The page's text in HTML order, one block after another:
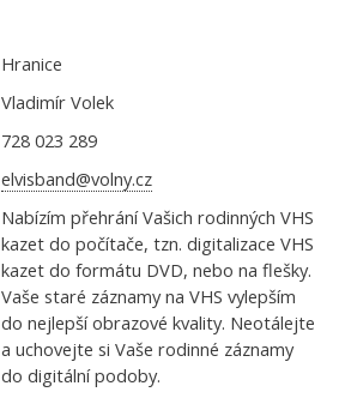
Hranice
Vladimír Volek
728 023 289
elvisband@volny.cz
Nabízím přehrání Vašich rodinných VHS
kazet do počítače, tzn. digitalizace VHS
kazet do formátu DVD, nebo na flešky.
Vaše staré záznamy na VHS vylepším
do nejlepší obrazové kvality. Neotálejte
a uchovejte si Vaše rodinné záznamy
do digitální podoby.